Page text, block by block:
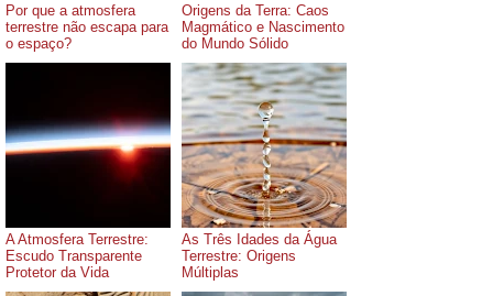
Por que a atmosfera
terrestre não escapa para
o espaço?
Origens da Terra: Caos
Magmático e Nascimento
do Mundo Sólido
A Atmosfera Terrestre:
Escudo Transparente
Protetor da Vida
As Três Idades da Água
Terrestre: Origens
Múltiplas